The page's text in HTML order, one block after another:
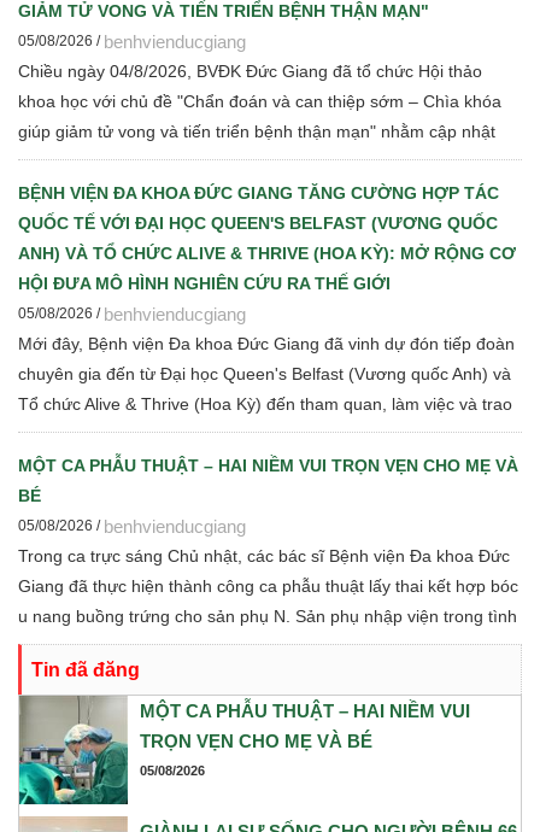
GIẢM TỬ VONG VÀ TIẾN TRIỂN BỆNH THẬN MẠN"
05/08/2026 / benhvienducgiang
Chiều ngày 04/8/2026, BVĐK Đức Giang đã tổ chức Hội thảo
khoa học với chủ đề "Chẩn đoán và can thiệp sớm – Chìa khóa
giúp giảm tử vong và tiến triển bệnh thận mạn" nhằm cập nhật
những tiến bộ mới trong chẩn đoán, điều trị và quản lý bệnh thận
mạn cho đội ngũ cán bộ y tế.
BỆNH VIỆN ĐA KHOA ĐỨC GIANG TĂNG CƯỜNG HỢP TÁC
QUỐC TẾ VỚI ĐẠI HỌC QUEEN'S BELFAST (VƯƠNG QUỐC
ANH) VÀ TỔ CHỨC ALIVE & THRIVE (HOA KỲ): MỞ RỘNG CƠ
HỘI ĐƯA MÔ HÌNH NGHIÊN CỨU RA THẾ GIỚI
05/08/2026 / benhvienducgiang
Mới đây, Bệnh viện Đa khoa Đức Giang đã vinh dự đón tiếp đoàn
chuyên gia đến từ Đại học Queen's Belfast (Vương quốc Anh) và
Tổ chức Alive & Thrive (Hoa Kỳ) đến tham quan, làm việc và trao
đổi chuyên môn về dinh dưỡng bà mẹ - trẻ em, phát triển Ngân
hàng sữa mẹ, vi sinh, phân tích y sinh, đồng thời thảo luận các
định hướng hợp tác nghiên cứu khoa học và chuyển giao tri thức
trong thời gian tới.
MỘT CA PHẪU THUẬT – HAI NIỀM VUI TRỌN VẸN CHO MẸ VÀ
BÉ
05/08/2026 / benhvienducgiang
Trong ca trực sáng Chủ nhật, các bác sĩ Bệnh viện Đa khoa Đức
Giang đã thực hiện thành công ca phẫu thuật lấy thai kết hợp bóc
u nang buồng trứng cho sản phụ N. Sản phụ nhập viện trong tình
trạng chuyển dạ con so, ngôi ngược, kèm theo khối u nang buồng
trứng phải. Trước những yếu tố nguy cơ, ê-kíp Khoa Sản và Khoa
Gây mê Hồi sức đã phối hợp chặt chẽ, xây dựng phương án phẫu
thuật tối ưu nhằm đảm bảo an toàn cao nhất cho cả mẹ và bé.
Tin đã đăng
MỘT CA PHẪU THUẬT – HAI NIỀM VUI
TRỌN VẸN CHO MẸ VÀ BÉ
05/08/2026